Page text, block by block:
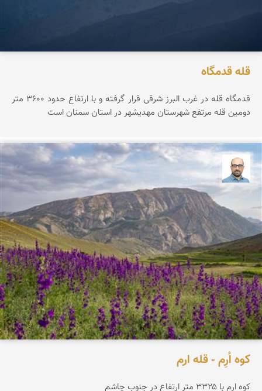
قله قدمگاه
قدمگاه قله در غرب البرز شرقی قرار گرفته و با ارتفاع حدود ۳۶0۰ متر
دومین قله مرتفع شهرستان مهدیشهر در استان سمنان است
کوه اُرِم - قله ارم
کوه ارم با ۳۳۲۵ متر ارتفاع در جنوب چاشم